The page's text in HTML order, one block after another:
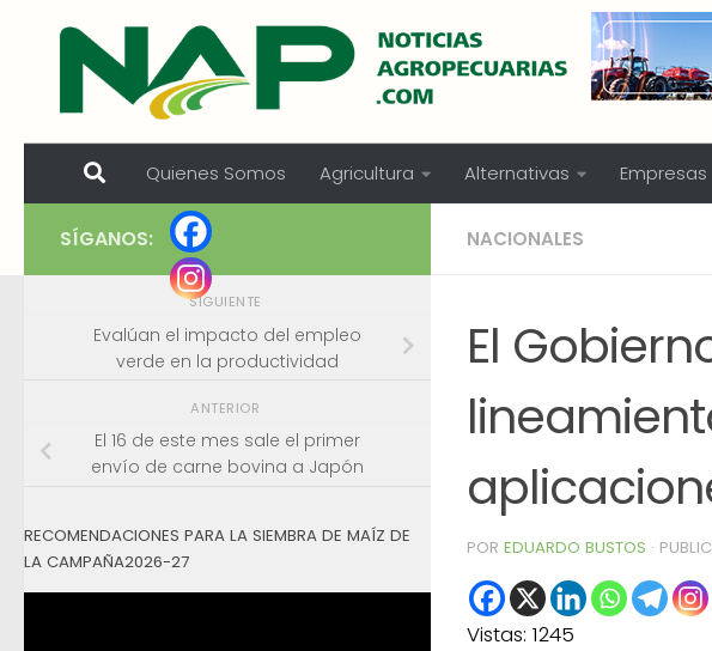
Skip to content
Quienes Somos Agricultura Alternativas Empresas
NACIONALES
El
POR EDUARDO BUSTOS ·
Vistas: 1245
SÍGANOS:
SIGUIENTE
Evalúan el impacto del empleo
verde en la productividad
ANTERIOR
El 16 de este mes sale el primer
envío de carne bovina a Japón
RECOMENDACIONES PARA LA SIEMBRA DE MAÍZ DE
LA CAMPAÑA2026-27